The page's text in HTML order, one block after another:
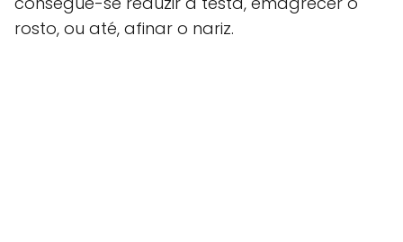
rosto, ou até, afinar o nariz.